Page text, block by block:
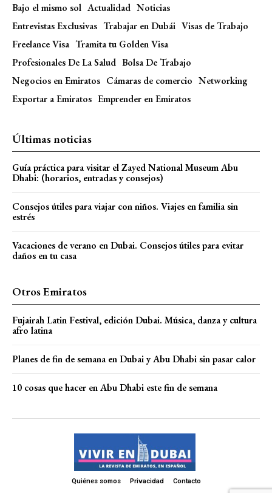
Bajo el mismo sol Actualidad Noticias
Entrevistas Exclusivas Trabajar en Dubái Visas de Trabajo
Freelance Visa Tramita tu Golden Visa
Profesionales De La Salud Bolsa De Trabajo
Negocios en Emiratos Cámaras de comercio Networking
Exportar a Emiratos Emprender en Emiratos
Últimas noticias
Guía práctica para visitar el Zayed National Museum Abu
Dhabi: (horarios, entradas y consejos)
Consejos útiles para viajar con niños. Viajes en familia sin
estrés
Vacaciones de verano en Dubai. Consejos útiles para evitar
daños en tu casa
Otros Emiratos
Fujairah Latin Festival, edición Dubai. Música, danza y cultura
afro latina
Planes de fin de semana en Dubai y Abu Dhabi sin pasar calor
10 cosas que hacer en Abu Dhabi este fin de semana
Quiénes somos Privacidad Contacto